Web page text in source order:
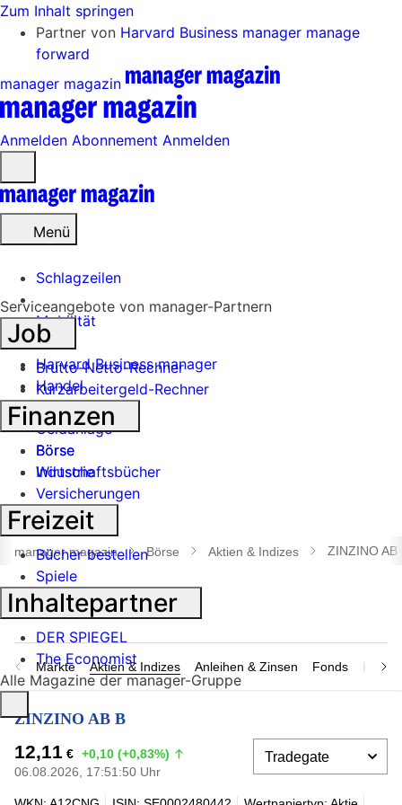
Zum Inhalt springen
Partner von Harvard Business manager manage
forward
manager magazin
Anmelden Abonnement Anmelden
öffnen
Menü
Schlagzeilen
Mobilität
Tech
Harvard Business manager
Handel
Banken
Geldanlage
Börse
Industrie
Suche
öffnen
manager magazin Börse Aktien & Indizes ZINZINO AB
Märkte Aktien & Indizes Anleihen & Zinsen Fonds
ZINZINO AB B
12,11 € +0,10 (+0,83%)
06.08.2026, 17:51:50 Uhr
Serviceangebote von manager-Partnern
Job
Brutto-Netto-Rechner
Kurzarbeitergeld-Rechner
Finanzen
Börse
Wirtschaftsbücher
Versicherungen
Freizeit
Bücher bestellen
Spiele
Inhaltepartner
DER SPIEGEL
The Economist
Alle Magazine der manager-Gruppe